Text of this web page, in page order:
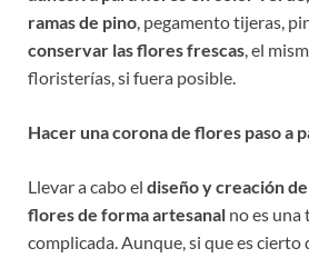
ramas de pino, pegamento tijeras,
conservar las flores frescas, el
floristerías, si fuera posible.
Hacer una corona de flores paso a
Llevar a cabo el diseño y creación
flores de forma artesanal no es una
complicada. Aunque, si que es cierto